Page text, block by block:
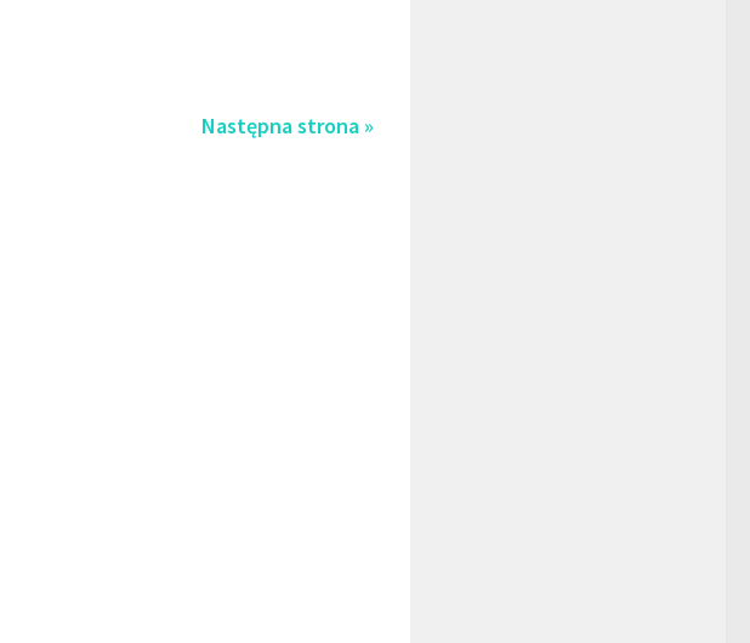
Następna strona »